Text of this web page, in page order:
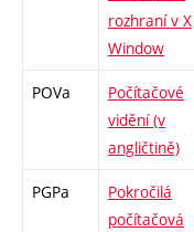
rozhraní v X
Window
POVa
Počítačové
vidění (v
angličtině)
PGPa
Pokročilá
počítačová